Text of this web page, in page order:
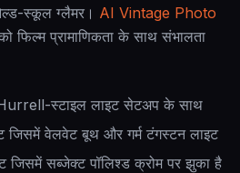
स्कूल ग्लैमर। AI Vintage Photo
फिल्म प्रामाणिकता के साथ संभालता
स्टाइल लाइट सेटअप के साथ
जिसमें वेलवेट बूथ और गर्म टंगस्टन लाइट
जिसमें सब्जेक्ट पॉलिश्ड क्रोम पर झुका है